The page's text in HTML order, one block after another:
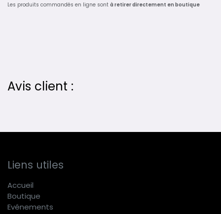
Les produits commandés en ligne sont à retirer directement en boutique
Avis client :
Liens utiles
Accueil
Boutique
Evénements